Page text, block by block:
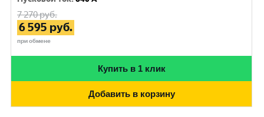
7 270руб.
6 595 руб.
при обмене
Купить в 1 клик
Добавить в корзину